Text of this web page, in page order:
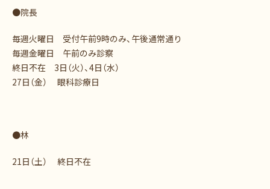
●院長
毎週火曜日 受付午前9時のみ、午後通常通り
毎週金曜日 午前のみ診察
終日不在 3日（火）、4日（水）
27日（金） 眼科診療日
●林
21日（土） 終日不在